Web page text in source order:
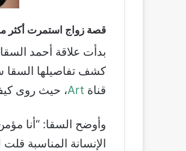
قصة زواج استمرت أكثر
بدأت علاقة أحمد
كشف تفاصيلها السقا
قناة Art، حيث روى
وأوضح السقا: “أنا
الإنسانة المناسبة